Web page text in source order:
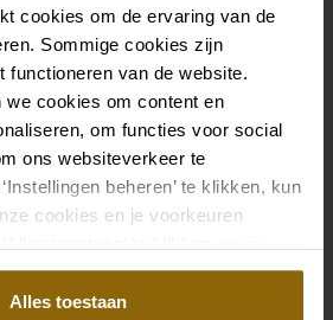
cookies om de ervaring van de
Sommige cookies zijn
functioneren van de website.
we cookies om content en
om functies voor social
ons websiteverkeer te
beheren’ te klikken, kun
cookies en je voorkeuren
van alle cookies.
Alles toestaan
unter deinem
auch Ketten, Armbänder und
deinem Brautkleid passen, oder
Haarband oder
Dein Brautlook ist erst
komplett. In unserem
mit Accessoires für Braut
du die perfekte Ergänzung zu